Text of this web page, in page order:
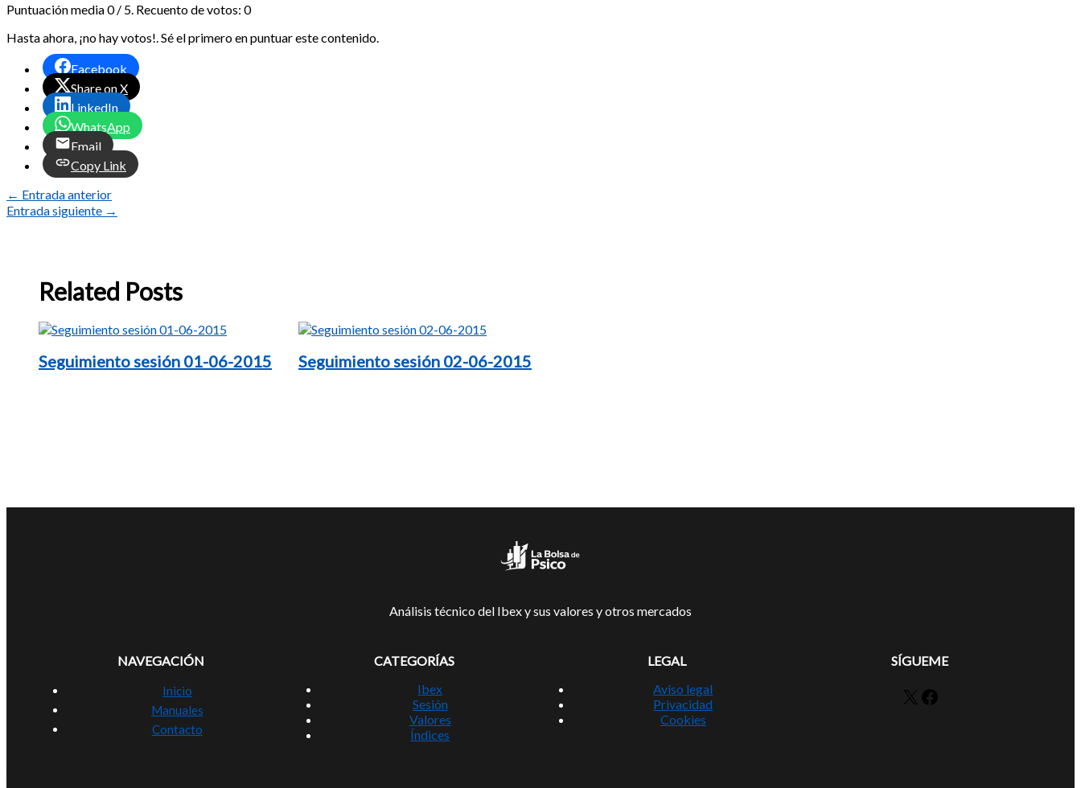
Puntuación media0/ 5. Recuento de votos: 0
Hasta ahora, ¡no hay votos!. Sé el primero en puntuar este contenido.
Facebook
Share on X
LinkedIn
WhatsApp
Email
Copy Link
← Entrada anterior
Entrada siguiente →
Related Posts
Seguimiento sesión 01-06-2015 Seguimiento sesión 02-06-2015
Análisis técnico del Ibex y sus valores y otros mercados
NAVEGACIÓN
Inicio
Manuales
Contacto
CATEGORÍAS
Ibex
Sesión
Valores
Índices
LEGAL
Aviso legal
Privacidad
Cookies
SÍGUEME
X Facebook